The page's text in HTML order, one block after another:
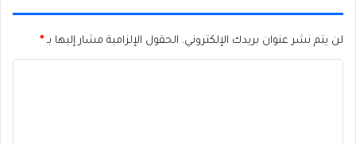
لن يتم نشر عنوان بريدك الإلكتروني. الحقول الإلزامية مشار إليها بـ*